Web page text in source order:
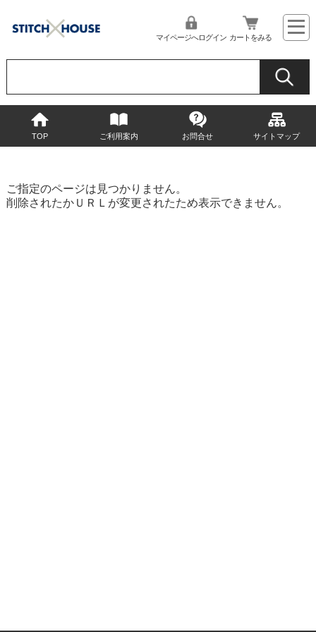
マイページへログイン カートをみる
TOP ご利用案内 お問合せ サイトマップ
ご指定のページは見つかりません。
削除されたかＵＲＬが変更されたため表示できません。